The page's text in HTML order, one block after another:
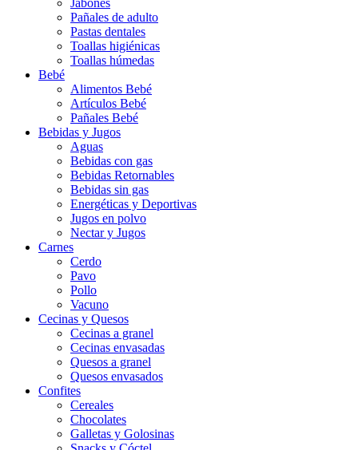
Jabones
Pañales de adulto
Pastas dentales
Toallas higiénicas
Toallas húmedas
Bebé
Alimentos Bebé
Artículos Bebé
Pañales Bebé
Bebidas y Jugos
Aguas
Bebidas con gas
Bebidas Retornables
Bebidas sin gas
Energéticas y Deportivas
Jugos en polvo
Nectar y Jugos
Carnes
Cerdo
Pavo
Pollo
Vacuno
Cecinas y Quesos
Cecinas a granel
Cecinas envasadas
Quesos a granel
Quesos envasados
Confites
Cereales
Chocolates
Galletas y Golosinas